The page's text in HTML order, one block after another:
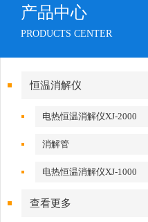
产品中心
PRODUCTS CENTER
恒温消解仪
电热恒温消解仪XJ-2000
消解管
电热恒温消解仪XJ-1000
查看更多